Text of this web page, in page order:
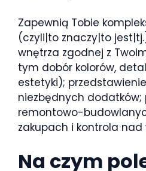
Zapewnią Tobie
(czyli|to znaczy|to
wnętrza zgodnej z
tym dobór kolorów,
estetyki);
niezbędnych
remontowo-
zakupach i kontrola
Na czym